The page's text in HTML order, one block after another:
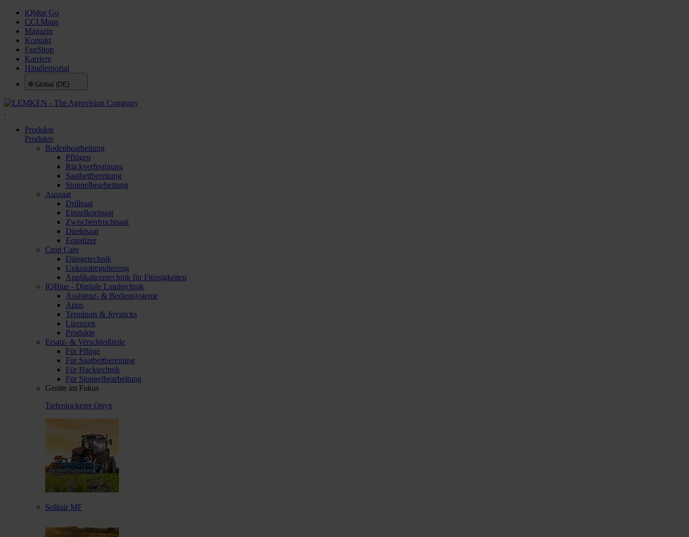
iQblue Go
CCI.Maps
Magazin
Kontakt
FanShop
Karriere
Händlerportal
🌐 Global (DE)
.
Produkte
Produkte
Bodenbearbeitung
Pflügen
Rückverfestigung
Saatbettbereitung
Stoppelbearbeitung
Aussaat
Drillsaat
Einzelkornsaat
Zwischenfruchtsaat
Direktsaat
Equalizer
Crop Care
Düngetechnik
Unkrautregulierung
Applikationstechnik für Flüssigkeiten
IQBlue - Digitale Landtechnik
Assistenz- & Bediensysteme
Apps
Terminals & Joysticks
Lizenzen
Produkte
Ersatz- & Verschleißteile
Für Pflüge
Für Saatbettbereitung
Für Hacktechnik
Für Stoppelbearbeitung
Geräte im Fokus
Tiefenlockerer Onyx
Solitair MF